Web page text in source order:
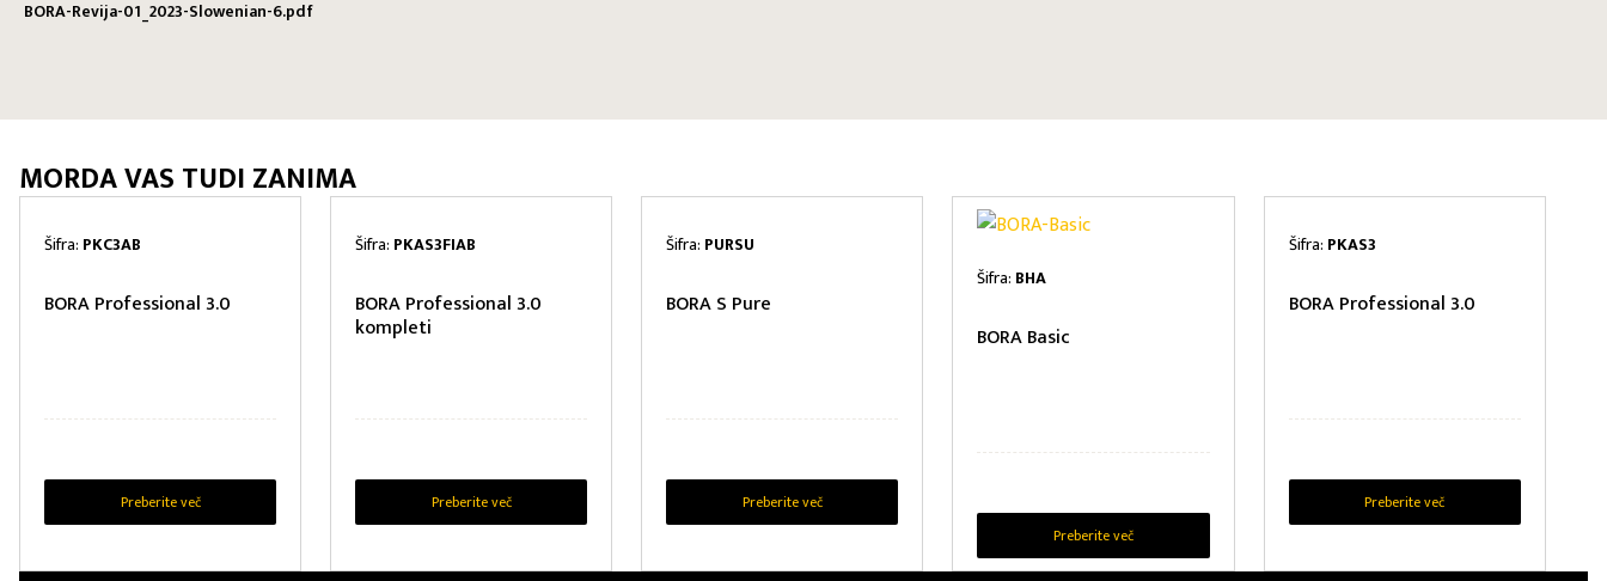
BORA-Revija-01_2023-Slowenian-6.pdf
MORDA VAS TUDI ZANIMA
Šifra: PKC3AB
BORA Professional 3.0
Preberite več
Šifra: PKAS3FIAB
BORA Professional 3.0
kompleti
Preberite več
Šifra: PURSU
BORA S Pure
Preberite več
Šifra: BHA
BORA Basic
Preberite več
Šifra: PKAS3
BORA Professional 3.0
Preberite več